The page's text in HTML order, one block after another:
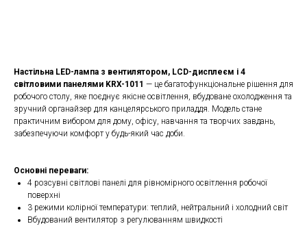
Настільна LED-лампа з вентилятором, LCD-дисплеєм і 4
світловими панелями KRX-1011 — це багатофункціональне рішення для
робочого столу, яке поєднує якісне освітлення, вбудоване охолодження та
зручний органайзер для канцелярського приладдя. Модель стане
практичним вибором для дому, офісу, навчання та творчих завдань,
забезпечуючи комфорт у будь-який час доби.
Основні переваги:
4 розсувні світлові панелі для рівномірного освітлення робочої
поверхні
3 режими колірної температури: теплий, нейтральний і холодний світ
Вбудований вентилятор з регулюванням швидкості